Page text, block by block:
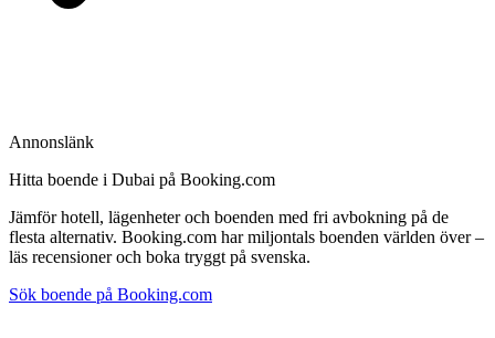
Annonslänk
Hitta boende i Dubai på Booking.com
Jämför hotell, lägenheter och boenden med fri avbokning på de
flesta alternativ. Booking.com har miljontals boenden världen över –
läs recensioner och boka tryggt på svenska.
Sök boende på Booking.com